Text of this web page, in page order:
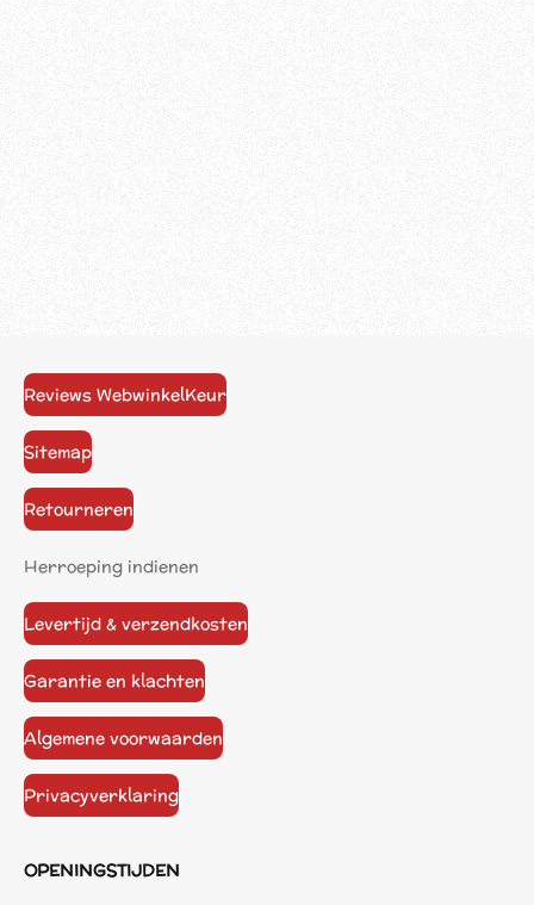
Reviews WebwinkelKeur
Sitemap
Retourneren
Herroeping indienen
Levertijd & verzendkosten
Garantie en klachten
Algemene voorwaarden
Privacyverklaring
OPENINGSTIJDEN